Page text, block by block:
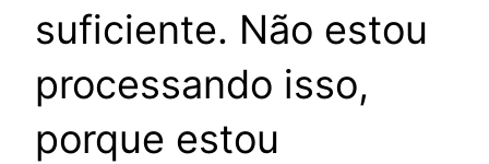
suficiente. Não estou
processando isso,
porque estou